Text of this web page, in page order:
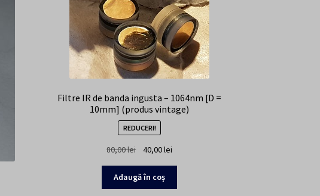
Filtre IR de banda ingusta – 1064nm [D =
10mm] (produs vintage)
REDUCERI!
80,00lei
Prețul
a
fost:
40,00leiPrețul
40,00 lei.
Adaugă în coș